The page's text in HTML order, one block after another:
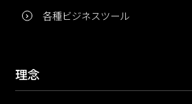
各種ビジネスツール
理念